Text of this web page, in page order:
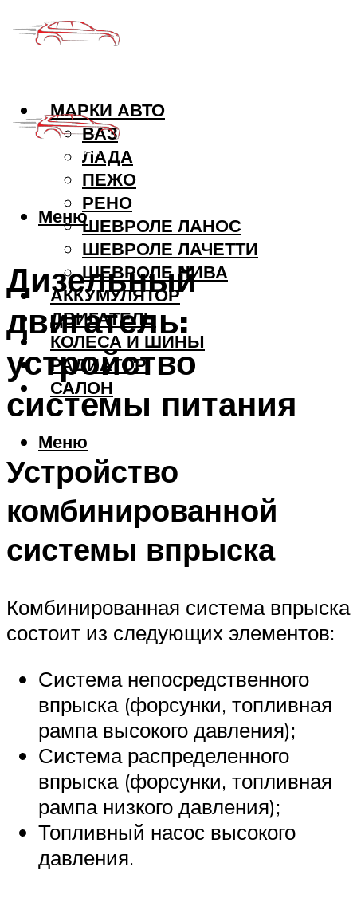
МАРКИ АВТО
ВАЗ
ЛАДА
ПЕЖО
РЕНО
ШЕВРОЛЕ ЛАНОС
ШЕВРОЛЕ ЛАЧЕТТИ
ШЕВРОЛЕ НИВА
АККУМУЛЯТОР
ДВИГАТЕЛЬ
КОЛЕСА И ШИНЫ
РАДИАТОР
САЛОН
Меню
Меню
Дизельный
двигатель:
устройство
системы питания
Устройство
комбинированной
системы впрыска
Комбинированная система впрыска
состоит из следующих элементов:
Система непосредственного
впрыска (форсунки, топливная
рампа высокого давления);
Система распределенного
впрыска (форсунки, топливная
рампа низкого давления);
Топливный насос высокого
давления.